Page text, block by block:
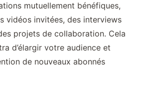
mutuellement bénéfiques,
vidéos invitées, des interviews
projets de collaboration. Cela
d’élargir votre audience et
de nouveaux abonnés